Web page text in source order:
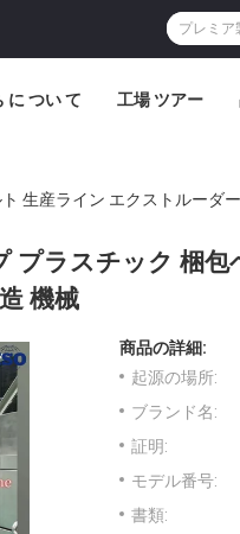
に つい て 工場 ツアー
生産ライン エクストルーダ
プラスチック 梱
機械
商品の詳細:
起源の場所:
ブランド名:
証明:
モデル番号:
書類: